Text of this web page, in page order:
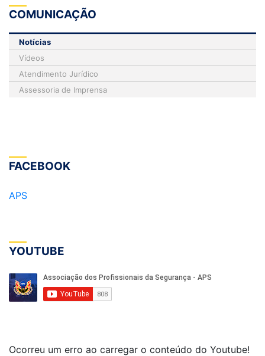
COMUNICAÇÃO
Notícias
Vídeos
Atendimento Jurídico
Assessoria de Imprensa
FACEBOOK
APS
YOUTUBE
Ocorreu um erro ao carregar o conteúdo do Youtube!